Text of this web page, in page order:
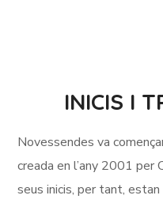
INICIS I
Novessendes va
creada en l’any 2001 per
seus inicis, per tant,